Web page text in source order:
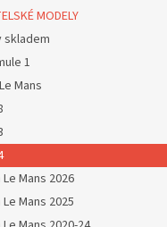
MODELY
skladem
1
Mans
Le Mans 2026
Le Mans 2025